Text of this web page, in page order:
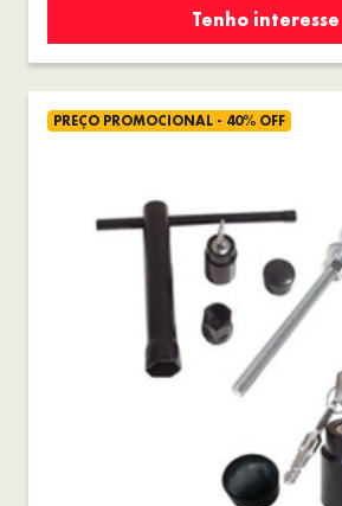
Tenho interesse
PREÇO PROMOCIONAL - 40% OFF